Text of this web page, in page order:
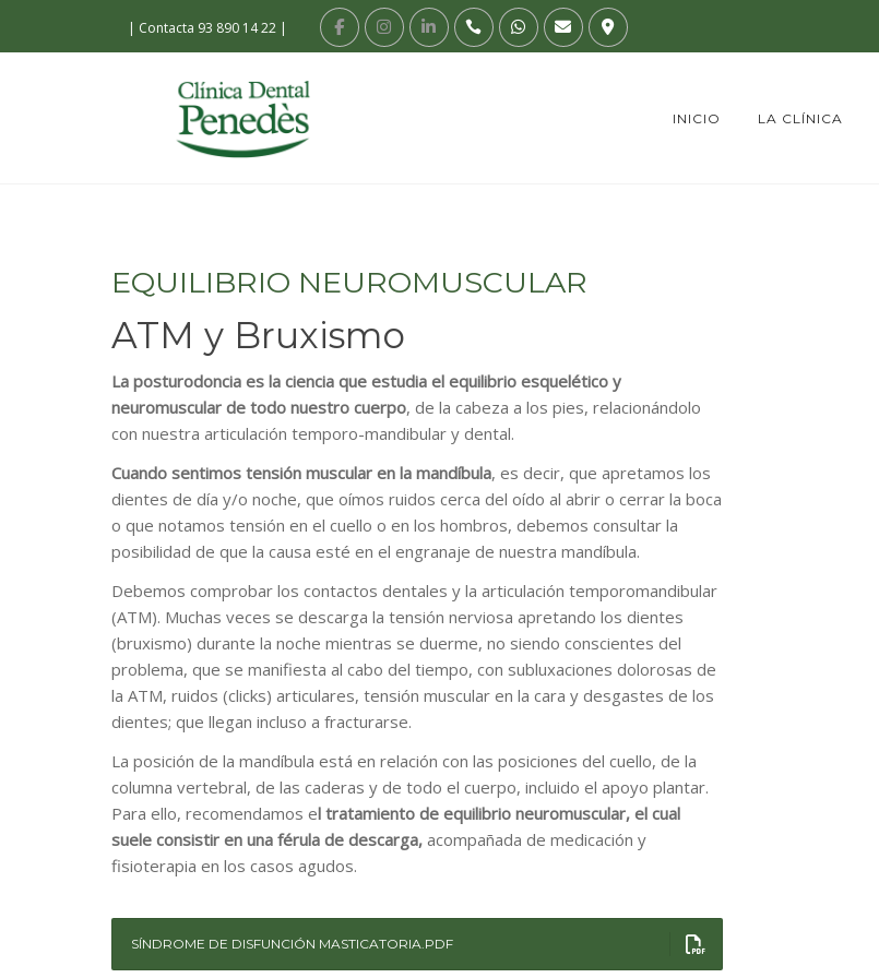
| Contacta 93 890 14 22 |
INICIO LA CLÍNICA
EQUILIBRIO NEUROMUSCULAR
ATM y Bruxismo
La posturodoncia es la ciencia que estudia el equilibrio esquelético y
neuromuscular de todo nuestro cuerpo, de la cabeza a los pies, relacionándolo
con nuestra articulación temporo-mandibular y dental.
Cuando sentimos tensión muscular en la mandíbula, es decir, que apretamos los
dientes de día y/o noche, que oímos ruidos cerca del oído al abrir o cerrar la boca
o que notamos tensión en el cuello o en los hombros, debemos consultar la
posibilidad de que la causa esté en el engranaje de nuestra mandíbula.
Debemos comprobar los contactos dentales y la articulación temporomandibular
(ATM). Muchas veces se descarga la tensión nerviosa apretando los dientes
(bruxismo) durante la noche mientras se duerme, no siendo conscientes del
problema, que se manifiesta al cabo del tiempo, con subluxaciones dolorosas de
la ATM, ruidos (clicks) articulares, tensión muscular en la cara y desgastes de los
dientes; que llegan incluso a fracturarse.
La posición de la mandíbula está en relación con las posiciones del cuello, de la
columna vertebral, de las caderas y de todo el cuerpo, incluido el apoyo plantar.
Para ello, recomendamos el tratamiento de equilibrio neuromuscular, el cual
suele consistir en una férula de descarga, acompañada de medicación y
fisioterapia en los casos agudos.
SÍNDROME DE DISFUNCIÓN MASTICATORIA.PDF